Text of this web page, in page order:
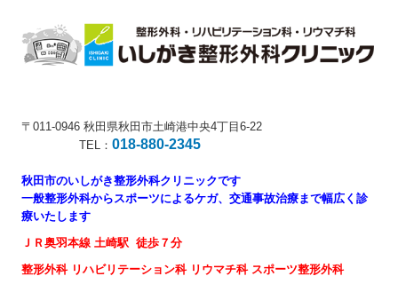
〒011-0946秋田県秋田市土崎港中央4丁目6-22
TEL：018-880-2345
秋田市のいしがき整形外科クリニックです
一般整形外科からスポーツによるケガ、交通事故治療まで幅広く診
療いたします
ＪＲ奥羽本線 土崎駅 徒歩７分
整形外科 リハビリテーション科 リウマチ科 スポーツ整形外科